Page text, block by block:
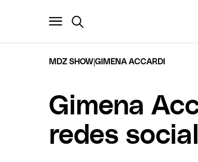
MDZ SHOW|GIMENA ACCARDI
Gimena
redes